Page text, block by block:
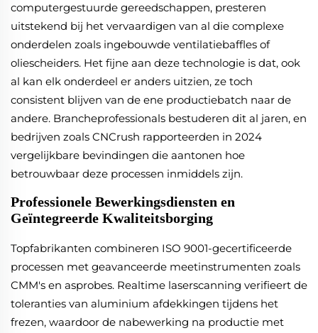
computergestuurde gereedschappen, presteren
uitstekend bij het vervaardigen van al die complexe
onderdelen zoals ingebouwde ventilatiebaffles of
oliescheiders. Het fijne aan deze technologie is dat, ook
al kan elk onderdeel er anders uitzien, ze toch
consistent blijven van de ene productiebatch naar de
andere. Brancheprofessionals bestuderen dit al jaren, en
bedrijven zoals CNCrush rapporteerden in 2024
vergelijkbare bevindingen die aantonen hoe
betrouwbaar deze processen inmiddels zijn.
Professionele Bewerkingsdiensten en
Geïntegreerde Kwaliteitsborging
Topfabrikanten combineren ISO 9001-gecertificeerde
processen met geavanceerde meetinstrumenten zoals
CMM's en asprobes. Realtime laserscanning verifieert de
toleranties van aluminium afdekkingen tijdens het
frezen, waardoor de nabewerking na productie met